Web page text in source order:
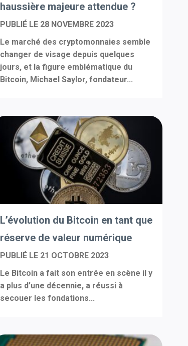
haussière majeure attendue ?
PUBLIÉ LE 28 NOVEMBRE 2023
Le marché des cryptomonnaies semble
changer de visage depuis quelques
jours, et la figure emblématique du
Bitcoin, Michael Saylor, fondateur...
L’évolution du Bitcoin en tant que
réserve de valeur numérique
PUBLIÉ LE 21 OCTOBRE 2023
Le Bitcoin a fait son entrée en scène il y
a plus d’une décennie, a réussi à
secouer les fondations...